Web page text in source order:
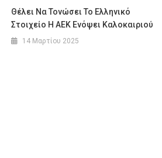
Θέλει Να Τονώσει Το Ελληνικό
Στοιχείο Η ΑΕΚ Ενόψει Καλοκαιριού
14 Μαρτίου 2025